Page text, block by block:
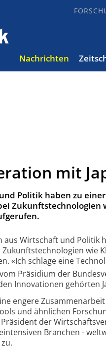
Nachrichten
mit
Politik haben zu
Zukunftstechnologien
aus Wirtschaft und Politik
wie
«Ich schlage eine
Präsidium der
Innovationen gehörten
engere
und ähnlichen
der
Branchen -